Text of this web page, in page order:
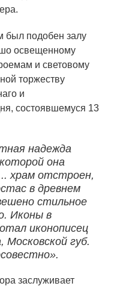
был подобен залу
освещенному
и световому
торжеству
и
состоявшемуся 13
надежда
она
храм отстроен,
в древнем
стильное
Иконы в
иконописец
губ.
заслуживает